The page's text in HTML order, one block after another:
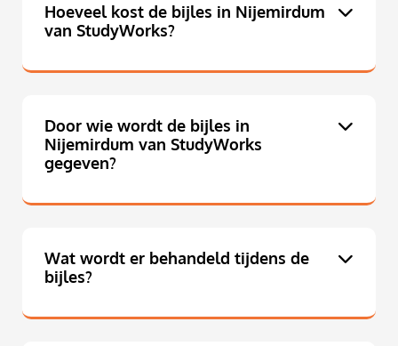
Hoeveel kost de bijles in Nijemirdum
van StudyWorks?
Door wie wordt de bijles in
Nijemirdum van StudyWorks
gegeven?
Wat wordt er behandeld tijdens de
bijles?